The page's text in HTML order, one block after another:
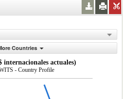
Countries
internacionales actuales)
- Country Profile